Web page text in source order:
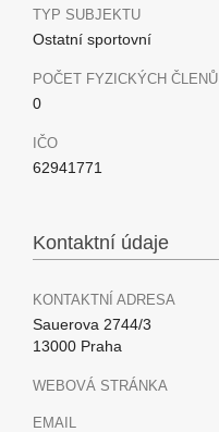
TYP SUBJEKTU
Ostatní sportovní
POČET FYZICKÝCH ČLENŮ
0
IČO
62941771
Kontaktní údaje
KONTAKTNÍ ADRESA
Sauerova 2744/3
13000 Praha
WEBOVÁ STRÁNKA
EMAIL